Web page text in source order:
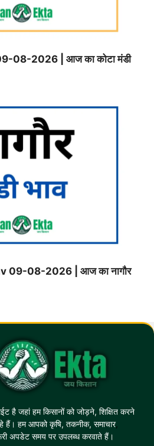
08-2026 | आज का कोटा मंडी
09-08-2026 | आज का नागौर
है जहां हम किसानों को जोड़ने, शिक्षित करने
हैं। हम आपको कृषि, तकनीक, समाचार,
अपडेट समय पर उपलब्ध करवाते हैं।